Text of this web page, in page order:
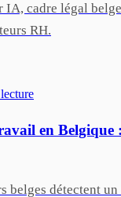
IA, cadre légal
RH.
en Belgique
belges détectent